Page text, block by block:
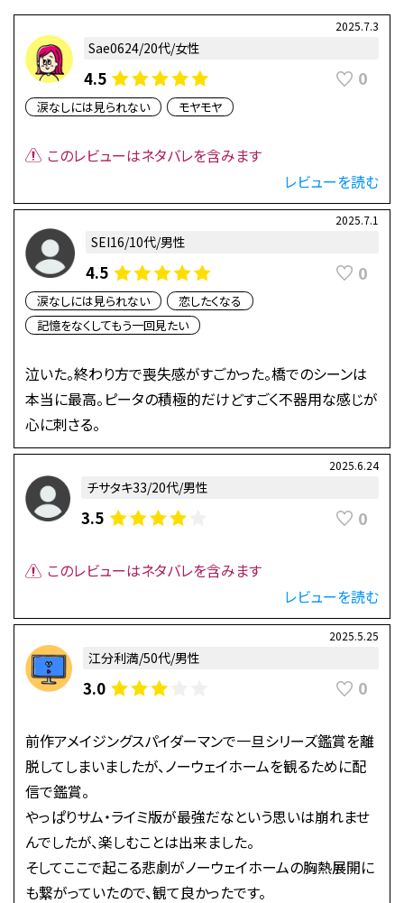
2025.7.3
Sae0624/20代/女性
4.5 0
涙なしには見られない モヤモヤ
このレビューはネタバレを含みます
レビューを読む
2025.7.1
SEI16/10代/男性
4.5 0
涙なしには見られない
恋したくなる
記憶をなくしてもう一回見たい
泣いた。終わり方で喪失感がすごかった。橋でのシーンは
本当に最高。ピータの積極的だけどすごく不器用な感じが
心に刺さる。
2025.6.24
チサタキ33/20代/男性
3.5 0
このレビューはネタバレを含みます
レビューを読む
2025.5.25
江分利満/50代/男性
3.0 0
前作アメイジングスパイダーマンで一旦シリーズ鑑賞を離
脱してしまいましたが、ノーウェイホームを観るために配
信で鑑賞。
やっぱりサム・ライミ版が最強だなという思いは崩れませ
んでしたが、楽しむことは出来ました。
そしてここで起こる悲劇がノーウェイホームの胸熱展開に
も繋がっていたので、観て良かったです。